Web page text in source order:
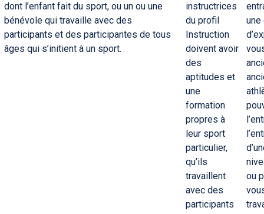
dont l’enfant fait du sport, ou un ou une
bénévole qui travaille avec des
participants et des participantes de tous
âges qui s’initient à un sport.
instructrices
du profil
Instruction
doivent avoir
des
aptitudes et
une
formation
propres à
leur sport
particulier,
qu’ils
travaillent
avec des
participants
une
ou